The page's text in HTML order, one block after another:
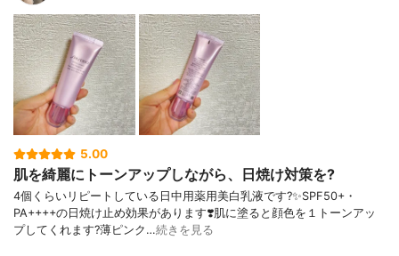
5.00
肌を綺麗にトーンアップしながら、日焼け対策を?
4個くらいリピートしている日中用薬用美白乳液です?✨SPF50+・
PA++++の日焼け止め効果があります❣️肌に塗ると顔色を１トーンアッ
プしてくれます?薄ピンク…続きを見る